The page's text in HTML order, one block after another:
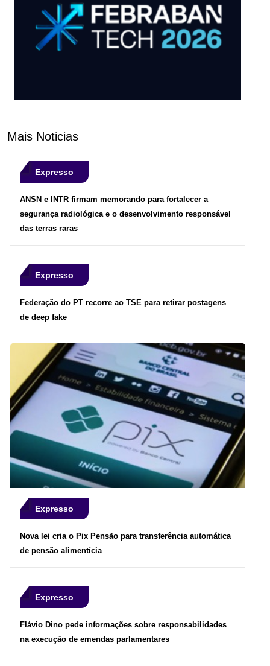
Mais Noticias
Expresso
ANSN e INTR firmam memorando para fortalecer a
segurança radiológica e o desenvolvimento responsável
das terras raras
Expresso
Federação do PT recorre ao TSE para retirar postagens
de deep fake
Expresso
Nova lei cria o Pix Pensão para transferência automática
de pensão alimentícia
Expresso
Flávio Dino pede informações sobre responsabilidades
na execução de emendas parlamentares